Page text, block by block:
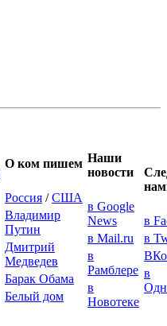
О ком пишем
Россия /США
Владимир
Путин
Дмитрий
Медведев
Барак Обама
Белый дом
Наши
новости
в Google
News
в Mail.ru
в
Рамблере
в
Новотеке
в
в
в